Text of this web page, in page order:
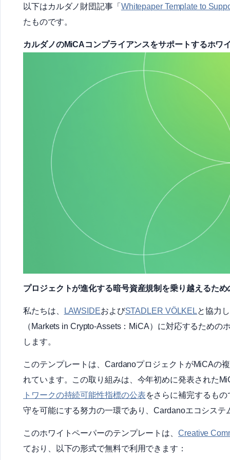
以下はカルダノ財団記事「 Whitepaper Template to
たものです。
カルダノのMiCAコンプライアンスをサポートするホワ
プロジェクトが進化する暗号資産規制を乗り越えるた
私たちは、 LAWSIDEおよびSTADLER VÖLKELと協力
（Markets in Crypto-Assets：MiCA）に対応するため
します。
このテンプレートは、CardanoプロジェクトがMiCAの
れています。この取り組みは、今年初めに発表された
トワークの持続可能性指標の公表をさらに補完するも
守を可能にする努力の一環であり、Cardanoエコシス
このホワイトペーパーのテンプレートは、Creative
ており、以下の形式で無料で利用できます：